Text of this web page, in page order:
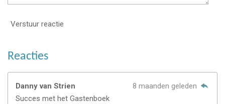
Verstuur reactie
Reacties
Danny van Strien
8 maanden geleden
Succes met het Gastenboek